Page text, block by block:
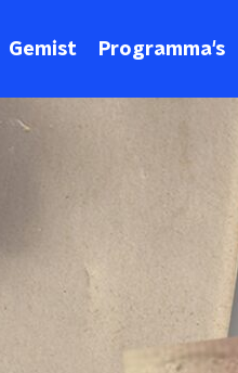
Gemist Programma's